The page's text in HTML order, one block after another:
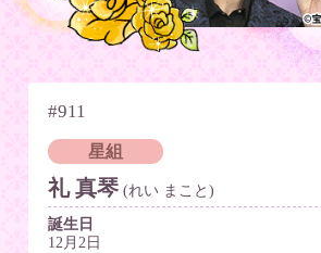
#911
星組
礼 真琴 (れい まこと)
誕生日
12月2日